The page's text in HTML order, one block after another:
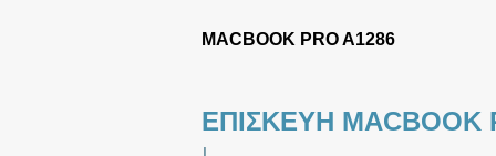
MACBOOK PRO A1286
ΕΠΙΣΚΕΥΗ MACBOOK